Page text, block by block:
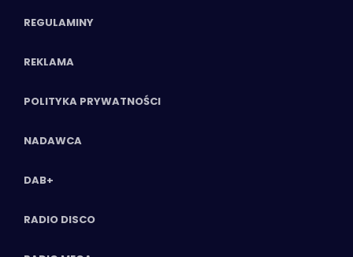
REGULAMINY
REKLAMA
POLITYKA PRYWATNOŚCI
NADAWCA
DAB+
RADIO DISCO